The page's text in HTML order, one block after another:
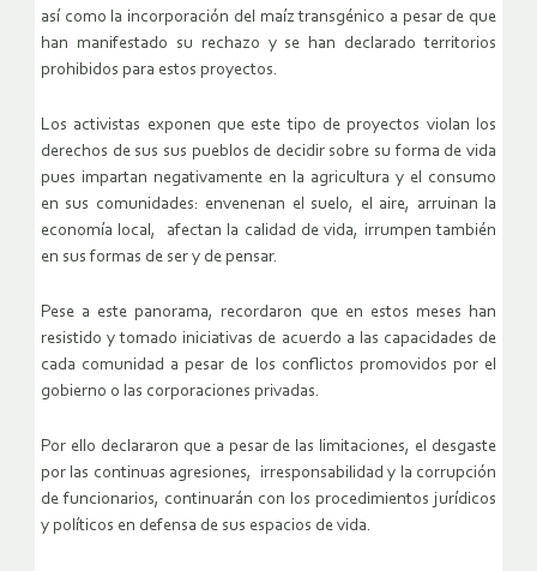
así como la incorporación del maíz transgénico a pesar de que
han manifestado su rechazo y se han declarado territorios
prohibidos para estos proyectos.
Los activistas exponen que este tipo de proyectos violan los
derechos de sus sus pueblos de decidir sobre su forma de vida
pues impartan negativamente en la agricultura y el consumo
en sus comunidades: envenenan el suelo, el aire, arruinan la
economía local, afectan la calidad de vida, irrumpen también
en sus formas de ser y de pensar.
Pese a este panorama, recordaron que en estos meses han
resistido y tomado iniciativas de acuerdo a las capacidades de
cada comunidad a pesar de los conflictos promovidos por el
gobierno o las corporaciones privadas.
Por ello declararon que a pesar de las limitaciones, el desgaste
por las continuas agresiones, irresponsabilidad y la corrupción
de funcionarios, continuarán con los procedimientos jurídicos
y políticos en defensa de sus espacios de vida.